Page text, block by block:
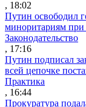
, 18:02
Путин освободил
миноритариям при
Законодательство
, 17:16
Путин подписал
всей цепочке
Практика
, 16:44
Прокуратура